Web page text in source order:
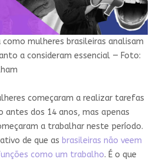
mulheres brasileiras analisam
a consideram essencial — Foto:
começaram a realizar tarefas
antes dos 14 anos, mas apenas
a trabalhar neste período.
de que as brasileiras não veem
como um trabalho. É o que